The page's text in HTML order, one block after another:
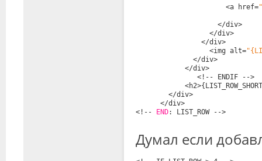
<a href=
</div>
</div>
</div>
<img alt=
</div>
</div>
<!-- ENDIF -->
</div>
</div>
<!--
END: LIST_ROW -->
Думал если